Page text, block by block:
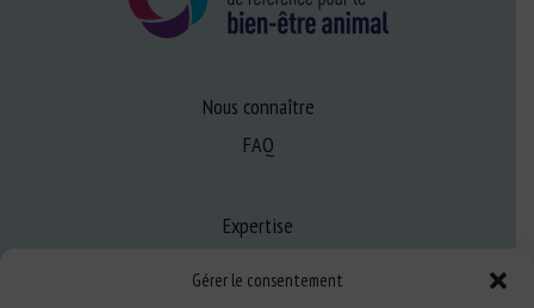
Gérer le consentement
Nous connaître
FAQ
Expertise